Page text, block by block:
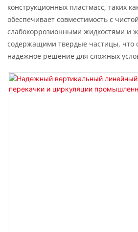
конструкционных пластмасс, таких
обеспечивает совместимость с
слабокоррозионными жидкостями и
содержащими твердые частицы, что
надежное решение для сложных